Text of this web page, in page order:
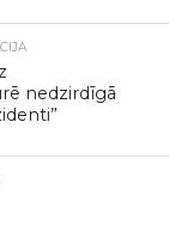
nedzirdīgā